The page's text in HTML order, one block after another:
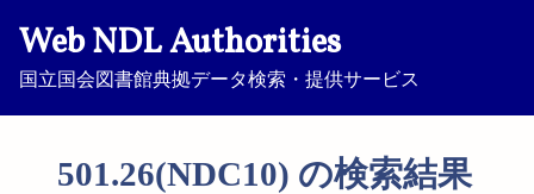
Web NDL Authorities
国立国会図書館典拠データ検索・提供サービス
501.26(NDC10) の検索結果